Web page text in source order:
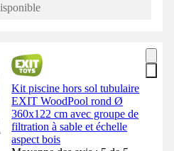
Kit piscine hors sol tubulaire
EXIT WoodPool rond Ø
360x122 cm avec groupe de
filtration à sable et échelle
aspect bois